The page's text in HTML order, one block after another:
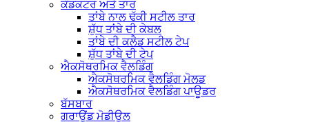
ਕੰਡਕਟਰ ਅਤੇ ਤਾਰ
ਤਾਂਬੇ ਨਾਲ ਢੱਕੀ ਸਟੀਲ ਤਾਰ
ਸ਼ੁੱਧ ਤਾਂਬੇ ਦੀ ਕੇਬਲ
ਤਾਂਬੇ ਦੀ ਕਲੈਡ ਸਟੀਲ ਟੇਪ
ਸ਼ੁੱਧ ਤਾਂਬੇ ਦੀ ਟੇਪ
ਐਕਸੋਥਰਮਿਕ ਵੈਲਡਿੰਗ
ਐਕਸੋਥਰਮਿਕ ਵੈਲਡਿੰਗ ਮੋਲਡ
ਐਕਸੋਥਰਮਿਕ ਵੈਲਡਿੰਗ ਪਾਊਡਰ
ਬੱਸਬਾਰ
ਗਰਾਊਂਡ ਮੋਡੀਊਲ